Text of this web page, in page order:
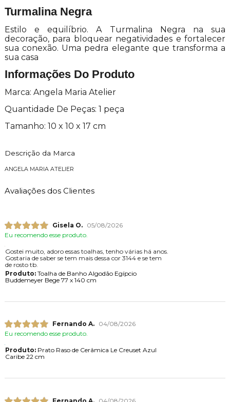
Turmalina Negra
Estilo e equilíbrio. A Turmalina Negra na sua
decoração, para bloquear negatividades e fortalecer
sua conexão. Uma pedra elegante que transforma a
sua casa
Informações Do Produto
Marca: Angela Maria Atelier
Quantidade De Peças: 1 peça
Tamanho: 10 x 10 x 17 cm
Descrição da Marca
ANGELA MARIA ATELIER
Avaliações dos Clientes
Gisela O.
05/08/2026
Eu recomendo esse produto.
Gostei muito, adoro essas toalhas, tenho várias há anos.
Gostaria de saber se tem mais dessa cor 3144 e se tem
de rosto tb.
Produto:Toalha de Banho Algodão Egípcio
Buddemeyer Bege 77 x 140 cm
Fernando A.
04/08/2026
Eu recomendo esse produto.
Produto:Prato Raso de Cerâmica Le Creuset Azul
Caribe 22 cm